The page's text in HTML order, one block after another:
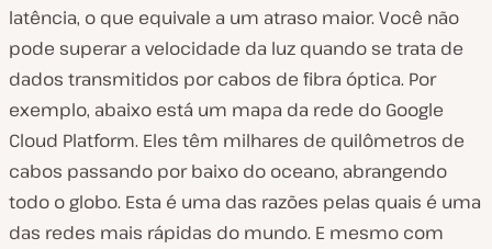
latência, o que equivale a um atraso maior. Você não
pode superar a velocidade da luz quando se trata de
dados transmitidos por cabos de fibra óptica. Por
exemplo, abaixo está um mapa da rede do Google
Cloud Platform. Eles têm milhares de quilômetros de
cabos passando por baixo do oceano, abrangendo
todo o globo. Esta é uma das razões pelas quais é uma
das redes mais rápidas do mundo. E mesmo com